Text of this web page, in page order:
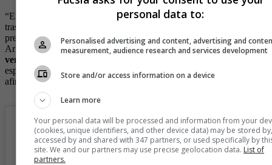
“En Inexmoda nos emociona anunciar que el Grupo Éxito
trasciende en La Semana de la Moda de Colombia con la
presentación de tres diferentes colaboraciones de sus marcas
Arkitect, People y Bronzini.Estos 3 diseñadores representan la
versatilidad y la creatividad del diseño colombiano
espacio donde los sueños y los colores serán los protagonistas”,
afirmó Leonor Hoyos, directora de Ferias de Inexmoda.
personal data to:
Personalised advertising and content, advertising and
measurement, audience research and services development
Store and/or access information on a device
Learn more
Your personal data will be processed and information from your
(cookies, unique identifiers, and other device data) may be stored by,
accessed by and shared with 347 partners, or used specifically by
site. We and our partners may use precise geolocation data. List of
partners.